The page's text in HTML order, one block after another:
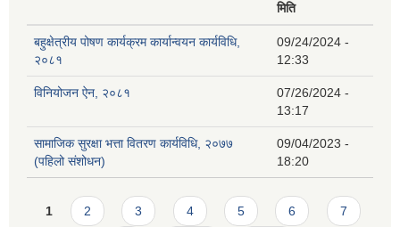
मिति
बहुक्षेत्रीय पोषण कार्यक्रम कार्यान्वयन कार्यविधि,
२०८१
09/24/2024 -
12:33
विनियोजन ऐन, २०८१
07/26/2024 -
13:17
सामाजिक सुरक्षा भत्ता वितरण कार्यविधि, २०७७
(पहिलो संशोधन)
09/04/2023 -
18:20
Pages
1 2 3 4 5 6 7